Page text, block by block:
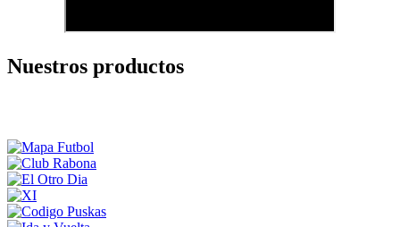
Nuestros productos